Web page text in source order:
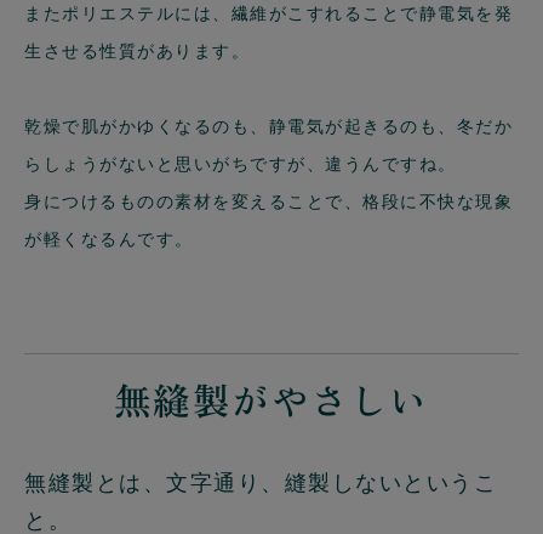
またポリエステルには、繊維がこすれることで静電気を発
生させる性質があります。
乾燥で肌がかゆくなるのも、静電気が起きるのも、冬だか
らしょうがないと思いがちですが、違うんですね。
身につけるものの素材を変えることで、格段に不快な現象
が軽くなるんです。
無縫製がやさしい
無縫製とは、文字通り、縫製しないというこ
と。